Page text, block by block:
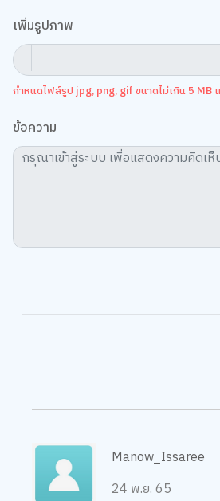
เพิ่มรูปภาพ
กำหนดไฟล์รูป jpg, png, gif ขนาดไม่เกิน 5 MB
ข้อความ
Manow_Issaree
24 พ.ย. 65